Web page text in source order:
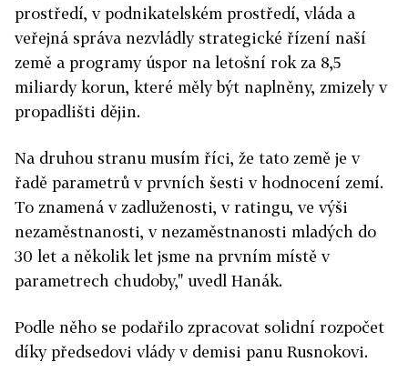
prostředí, v podnikatelském prostředí, vláda a
veřejná správa nezvládly strategické řízení naší
země a programy úspor na letošní rok za 8,5
miliardy korun, které měly být naplněny, zmizely v
propadlišti dějin.
Na druhou stranu musím říci, že tato země je v
řadě parametrů v prvních šesti v hodnocení zemí.
To znamená v zadluženosti, v ratingu, ve výši
nezaměstnanosti, v nezaměstnanosti mladých do
30 let a několik let jsme na prvním místě v
parametrech chudoby," uvedl Hanák.
Podle něho se podařilo zpracovat solidní rozpočet
díky předsedovi vlády v demisi panu Rusnokovi.